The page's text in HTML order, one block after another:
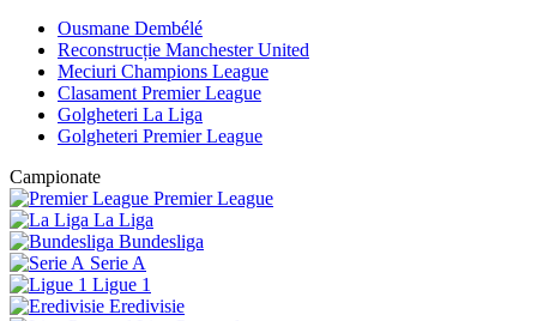
Ousmane Dembélé
Reconstrucție Manchester United
Meciuri Champions League
Clasament Premier League
Golgheteri La Liga
Golgheteri Premier League
Campionate
Premier League
La Liga
Bundesliga
Serie A
Ligue 1
Eredivisie